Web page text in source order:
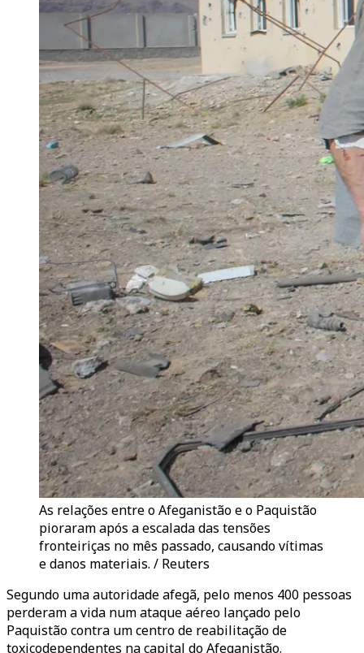
As relações entre o Afeganistão e o Paquistão
pioraram após a escalada das tensões
fronteiriças no mês passado, causando vítimas
e danos materiais. / Reuters
Segundo uma autoridade afegã, pelo menos 400 pessoas
perderam a vida num ataque aéreo lançado pelo
Paquistão contra um centro de reabilitação de
toxicodependentes na capital do Afeganistão.